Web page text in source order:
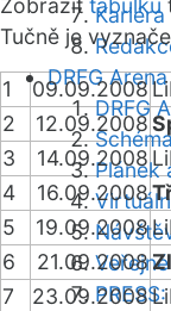
Kariéra
DRFG Arena
DRFG
Plánek
Zobrazit tabulku
Tučně je
1 09.09.2008
2
12.09.2008
3
14.09.2008
4
16.09.2008
5
19.09.2008
6
21.09.2008
7
23.09.2008